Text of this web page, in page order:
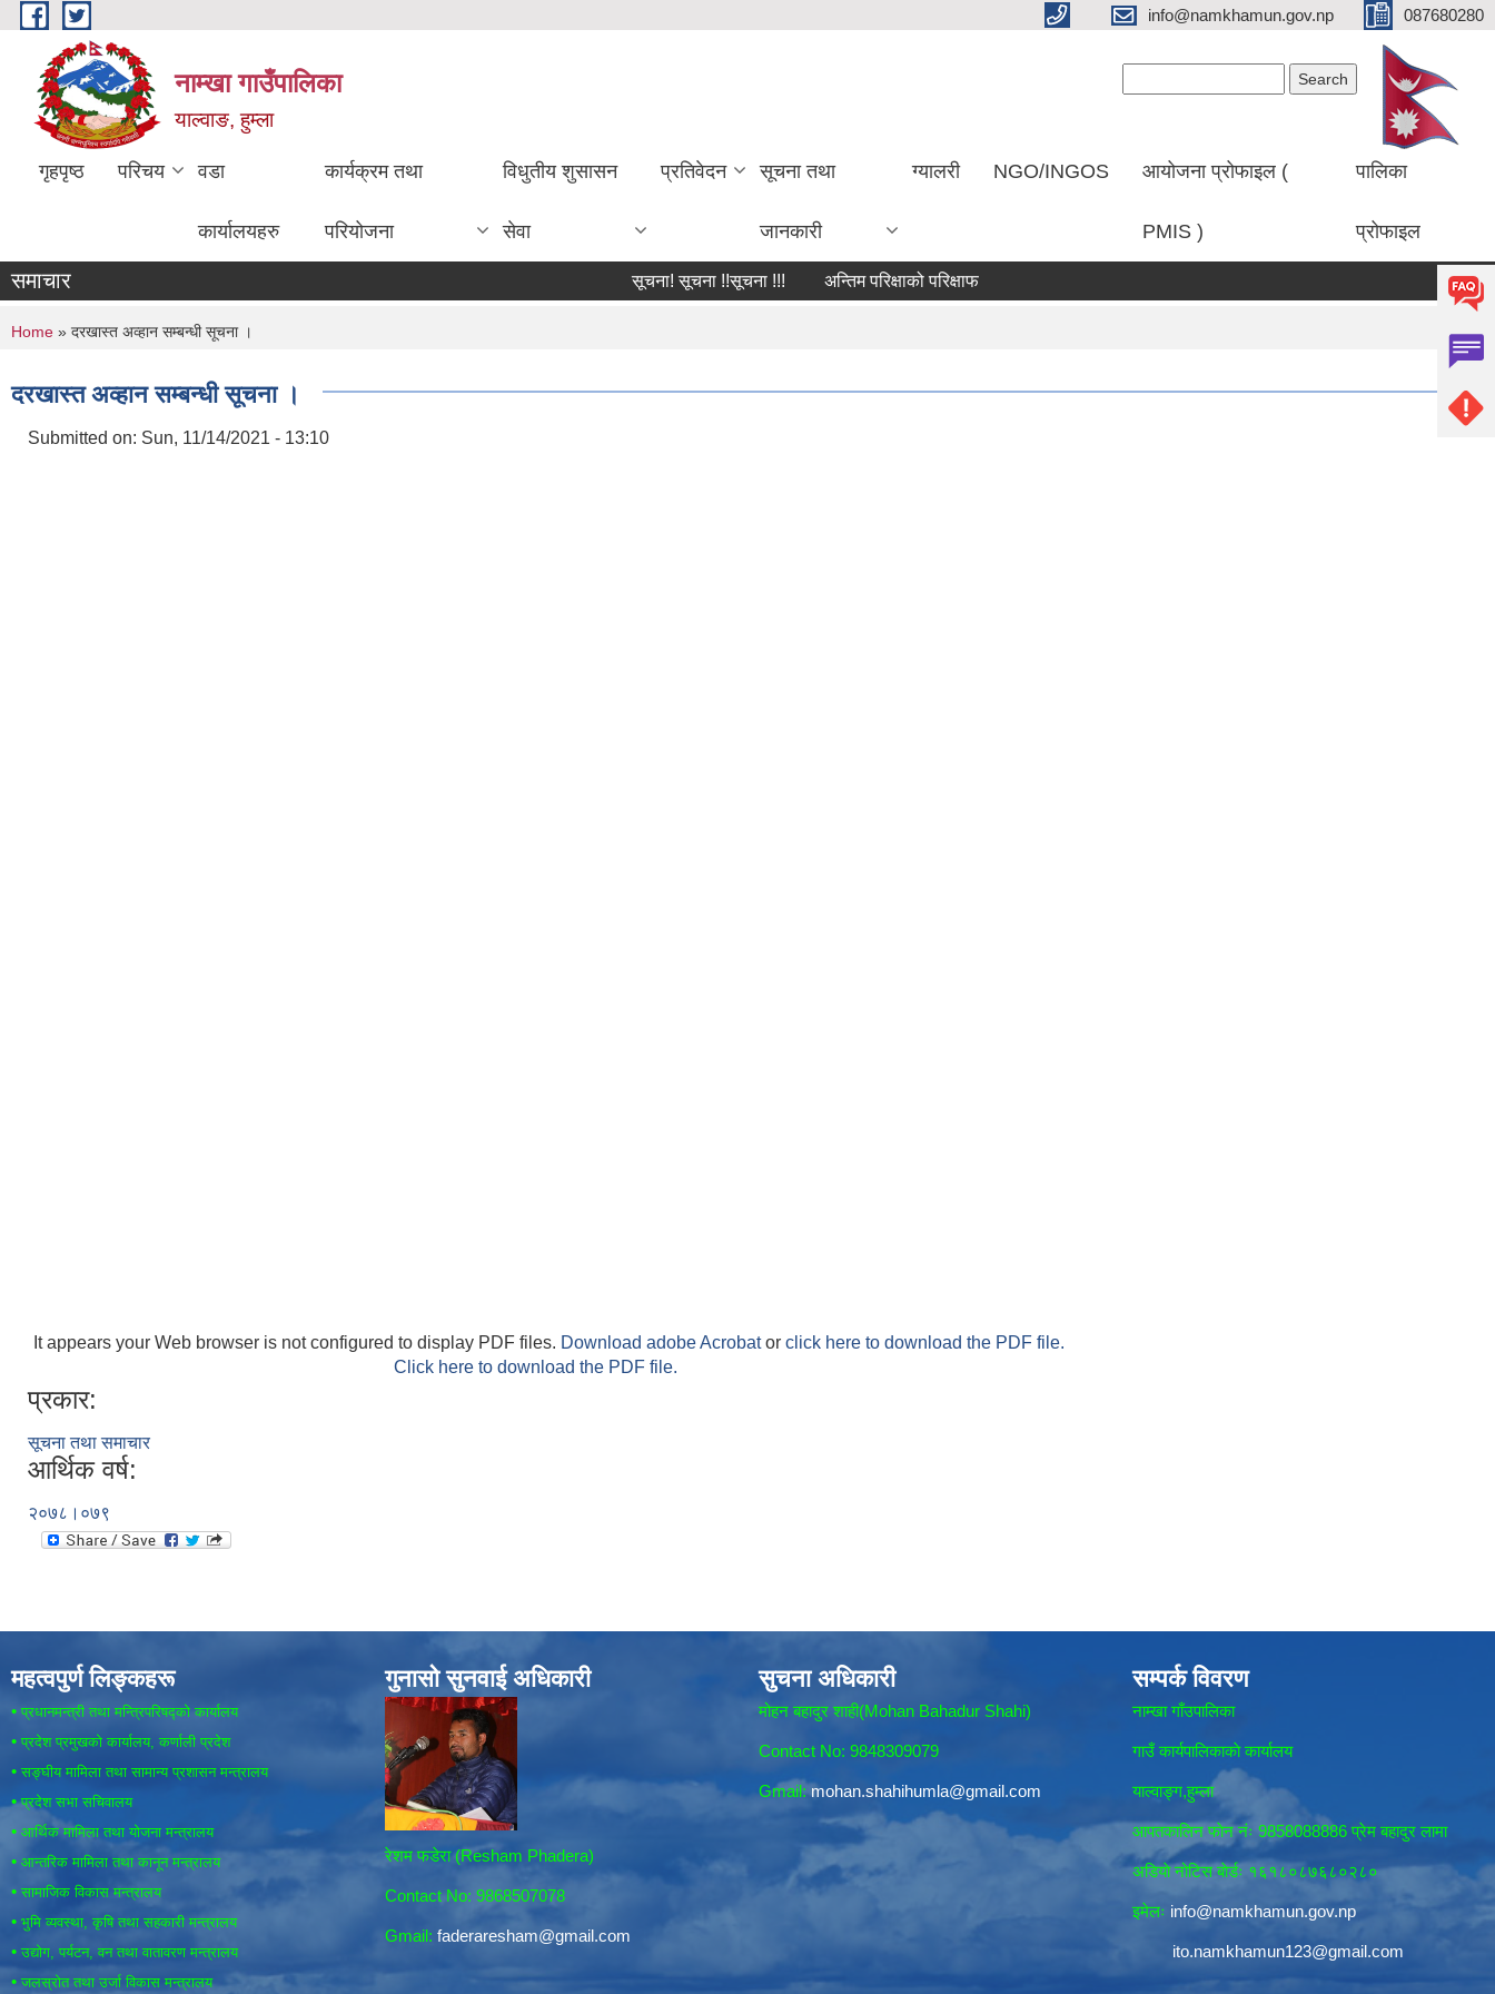
Skip to main content info@namkhamun.gov.np 087680280
नाम्खा गाउँपालिका
याल्वाङ, हुम्ला
गृहपृष्ठ परिचय वडा
कार्यालयहरु
कार्यक्रम तथा
परियोजना
विधुतीय शुसासन
सेवा
प्रतिवेदन सूचना तथा
जानकारी
ग्यालरी NGO/INGOS आयोजना प्रोफाइल (
PMIS )
पालिका
प्रोफाइल
समाचार सूचना! सूचना !!सूचना !!! अन्तिम परिक्षाको परिक्षाफल प्रकाशित गरिएको सम्बन्धमा। प्रथम पटक सूचना प्रकाशित गरिएको बारे।
You are here
Home » दरखास्त अव्हान सम्बन्धी सूचना ।
दरखास्त अव्हान सम्बन्धी सूचना ।
Submitted on: Sun, 11/14/2021 - 13:10
It appears your Web browser is not configured to display PDF files. Download adobe Acrobator click here to download the PDF file.
Click here to download the PDF file.
प्रकार:
सूचना तथा समाचार
आर्थिक वर्ष:
२०७८।०७९
महत्वपुर्ण लिङ्कहरू
•प्रधानमन्त्री तथा मन्त्रिपरिषद्को कार्यालय
• प्रदेश प्रमुखको कार्यालय, कर्णाली प्रदेश
• सङ्घीय मामिला तथा सामान्य प्रशासन मन्त्रालय
•प्रदेश सभा सचिवालय
• आर्थिक मामिला तथा योजना मन्त्रालय
• आन्तरिक मामिला तथा कानून मन्त्रालय
• सामाजिक विकास मन्त्रालय
• भुमि व्यवस्था, कृषि तथा सहकारी मन्त्रालय
• उद्योग, पर्यटन, वन तथा वातावरण मन्त्रालय
• जलस्रोत तथा उर्जा विकास मन्त्रालय
गुनासो सुनवाई अधिकारी
रेशम फडेरा (Resham Phadera)
Contact No: 9868507078
Gmail: faderaresham@gmail.com
सुचना अधिकारी
मोहन बहादुर शाही(Mohan Bahadur Shahi)
Contact No: 9848309079
Gmail: mohan.shahihumla@gmail.com
सम्पर्क विवरण
नाम्खा गाँउपालिका
गाउँ कार्यपालिकाकाे कार्यालय
याल्वाङ्ग,हुम्ला
आपतकालिन फाेन नंः 9858088886 प्रेम बहादुर लामा
अडियाे नोटिस बाेर्डः १६१८०८७६८०२८०
इमेलः info@namkhamun.gov.np
ito.namkhamun123@gmail.com